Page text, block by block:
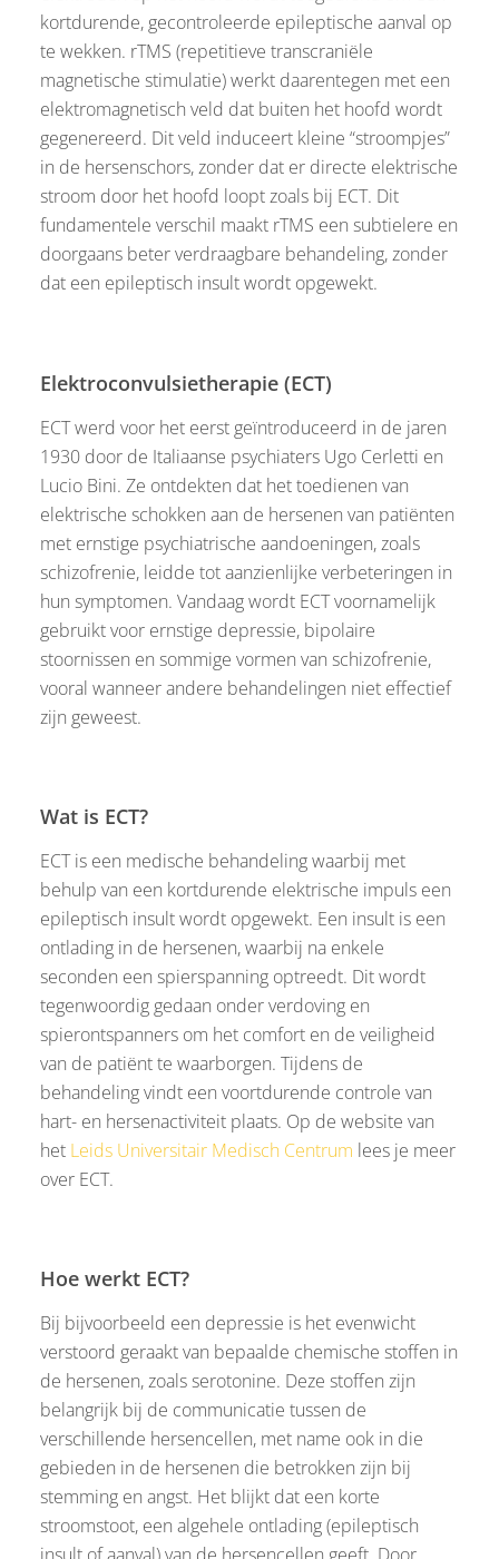
kortdurende, gecontroleerde epileptische aanval op
te wekken. rTMS (repetitieve transcraniële
magnetische stimulatie) werkt daarentegen met een
elektromagnetisch veld dat buiten het hoofd wordt
gegenereerd. Dit veld induceert kleine “stroompjes”
in de hersenschors, zonder dat er directe elektrische
stroom door het hoofd loopt zoals bij ECT. Dit
fundamentele verschil maakt rTMS een subtielere en
doorgaans beter verdraagbare behandeling, zonder
dat een epileptisch insult wordt opgewekt.
Elektroconvulsietherapie (ECT)
ECT werd voor het eerst geïntroduceerd in de jaren
1930 door de Italiaanse psychiaters Ugo Cerletti en
Lucio Bini. Ze ontdekten dat het toedienen van
elektrische schokken aan de hersenen van patiënten
met ernstige psychiatrische aandoeningen, zoals
schizofrenie, leidde tot aanzienlijke verbeteringen in
hun symptomen. Vandaag wordt ECT voornamelijk
gebruikt voor ernstige depressie, bipolaire
stoornissen en sommige vormen van schizofrenie,
vooral wanneer andere behandelingen niet effectief
zijn geweest.
Wat is ECT?
ECT is een medische behandeling waarbij met
behulp van een kortdurende elektrische impuls een
epileptisch insult wordt opgewekt. Een insult is een
ontlading in de hersenen, waarbij na enkele
seconden een spierspanning optreedt. Dit wordt
tegenwoordig gedaan onder verdoving en
spierontspanners om het comfort en de veiligheid
van de patiënt te waarborgen. Tijdens de
behandeling vindt een voortdurende controle van
hart- en hersenactiviteit plaats. Op de website van
het Leids Universitair Medisch Centrum lees je meer
over ECT.
Hoe werkt ECT?
Bij bijvoorbeeld een depressie is het evenwicht
verstoord geraakt van bepaalde chemische stoffen in
de hersenen, zoals serotonine. Deze stoffen zijn
belangrijk bij de communicatie tussen de
verschillende hersencellen, met name ook in die
gebieden in de hersenen die betrokken zijn bij
stemming en angst. Het blijkt dat een korte
stroomstoot, een algehele ontlading (epileptisch